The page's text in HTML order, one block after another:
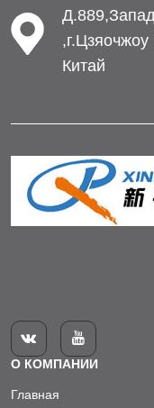
Китай


О КОМПАНИИ
Главная